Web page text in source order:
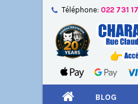
Téléphone: 022 731
BLOG